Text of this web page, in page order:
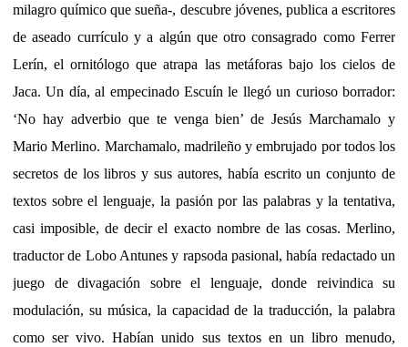
milagro químico que sueña-, descubre jóvenes, publica a escritores
de aseado currículo y a algún que otro consagrado como Ferrer
Lerín, el ornitólogo que atrapa las metáforas bajo los cielos de
Jaca. Un día, al empecinado Escuín le llegó un curioso borrador:
‘No hay adverbio que te venga bien’ de Jesús Marchamalo y
Mario Merlino. Marchamalo, madrileño y embrujado por todos los
secretos de los libros y sus autores, había escrito un conjunto de
textos sobre el lenguaje, la pasión por las palabras y la tentativa,
casi imposible, de decir el exacto nombre de las cosas. Merlino,
traductor de Lobo Antunes y rapsoda pasional, había redactado un
juego de divagación sobre el lenguaje, donde reivindica su
modulación, su música, la capacidad de la traducción, la palabra
como ser vivo. Habían unido sus textos en un libro menudo,